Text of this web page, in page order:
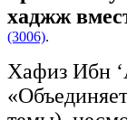
хаджж
(3006).
Хафиз Ибн